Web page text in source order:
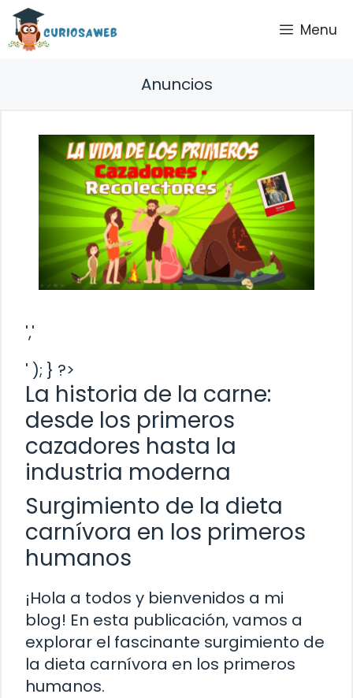
Saltar
contenido
Menu
Anuncios
','
' ); } ?>
La historia de la carne:
desde los primeros
cazadores hasta la
industria moderna
Surgimiento de la dieta
carnívora en los primeros
humanos
¡Hola a todos y bienvenidos a mi
blog! En esta publicación, vamos a
explorar el fascinante surgimiento de
la dieta carnívora en los primeros
humanos.